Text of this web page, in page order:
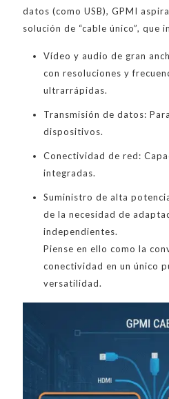
datos (como USB), GPMI
solución de “cable único”, que
Vídeo y audio de gran
con resoluciones y
ultrarrápidas.
Transmisión de datos:
dispositivos.
Conectividad de red:
integradas.
Suministro de alta
de la necesidad de
independientes.
Piense en ello como la
conectividad en un único
versatilidad.